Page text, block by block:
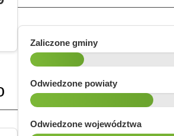
Zaliczone gminy
Odwiedzone powiaty
Odwiedzone województwa